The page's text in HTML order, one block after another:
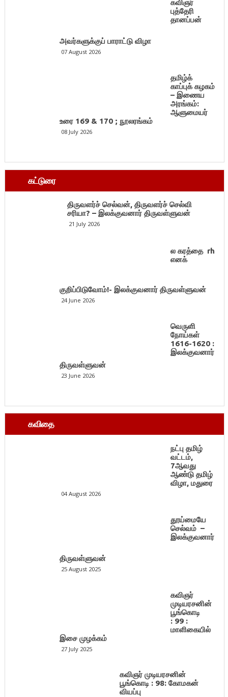
கவிஞர்
புத்தேரி
தானப்பன்
அவர்களுக்குப் பாராட்டு விழா
07 August 2026
தமிழ்க்
காப்புக் கழகம்
– இணைய
அரங்கம்:
ஆளுமையர்
உரை 169 & 170 ; நூலரங்கம்
08 July 2026
கட்டுரை
திருவளர்ச் செல்வன், திருவளர்ச் செல்வி
சரியா? – இலக்குவனார் திருவள்ளுவன்
21 July 2026
ல கரத்தை rh
எனக்
குறிப்பிடுவோம்!- இலக்குவனார் திருவள்ளுவன்
24 June 2026
வெருளி
நோய்கள்
1616-1620 :
இலக்குவனார்
திருவள்ளுவன்
23 June 2026
கவிதை
நட்பு தமிழ்
வட்டம்,
7ஆவது
ஆண்டு தமிழ்
விழா, மதுரை
04 August 2026
தூய்மையே
செல்வம் –
இலக்குவனார்
திருவள்ளுவன்
25 August 2025
கவிஞர்
முடியரசனின்
பூங்கொடி
: 99 :
மாளிகையில்
இசை முழக்கம்
27 July 2025
கவிஞர் முடியரசனின்
பூங்கொடி : 98: கோமகன்
வியப்பு